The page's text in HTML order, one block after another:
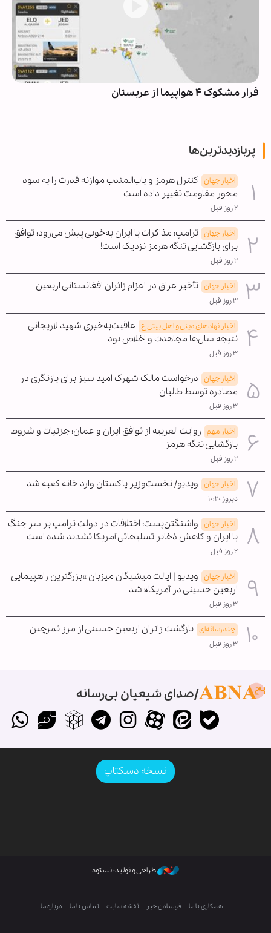
فرار مشکوک ۴ هواپیما از عربستان
پربازدیدترین‌ها
اخبار جهان کنترل هرمز و باب‌المندب موازنه قدرت را به سود
محور مقاومت تغییر داده است
۲ روز قبل
اخبار جهان ترامپ: مذاکرات با ایران به‌خوبی پیش می‌رود؛ توافق
برای بازگشایی تنگه هرمز نزدیک است!
۲ روز قبل
اخبار جهان تأخیر عراق در اعزام زائران افغانستانی اربعین
۳ روز قبل
اخبار نهادهای دینی و اهل بیتی ع عاقبت‌به‌خیری شهید لاریجانی
نتیجه سال‌ها مجاهدت و اخلاص بود
۳ روز قبل
اخبار جهان درخواست مالک شهرک امید سبز برای بازنگری در
مصادره توسط طالبان
۳ روز قبل
اخبار مهم روایت العربیه از توافق ایران و عمان؛ جزئیات و شروط
بازگشایی تنگه هرمز
۲ روز قبل
اخبار جهان ویدیو/ نخست‌وزیر پاکستان وارد خانه کعبه شد
دیروز ۱۰:۲۰
اخبار جهان واشنگتن‌پست: اختلافات در دولت ترامپ بر سر جنگ
با ایران و کاهش ذخایر تسلیحاتی آمریکا تشدید شده است
۲ روز قبل
اخبار جهان ویدیو | ایالت میشیگان میزبان »بزرگترین راهپیمایی
اربعین حسینی در آمریکا« شد
۳ روز قبل
چندرسانه‌ای بازگشت زائران اربعین حسینی از مرز تمرچین
۳ روز قبل
صدای شیعیان بی‌رسانه
نسخه دسکتاپ
طراحی و تولید: نستوه
همکاری با ما فرستادن خبر نقشه سایت تماس با ما درباره ما